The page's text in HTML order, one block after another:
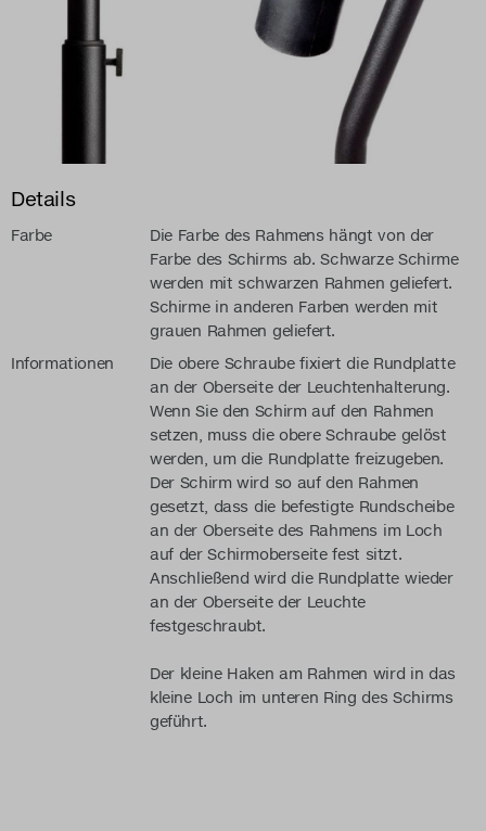
Details
Farbe
Die Farbe des Rahmens hängt von der
Farbe des Schirms ab. Schwarze Schirme
werden mit schwarzen Rahmen geliefert.
Schirme in anderen Farben werden mit
grauen Rahmen geliefert.
Informationen
Die obere Schraube fixiert die Rundplatte
an der Oberseite der Leuchtenhalterung.
Wenn Sie den Schirm auf den Rahmen
setzen, muss die obere Schraube gelöst
werden, um die Rundplatte freizugeben.
Der Schirm wird so auf den Rahmen
gesetzt, dass die befestigte Rundscheibe
an der Oberseite des Rahmens im Loch
auf der Schirmoberseite fest sitzt.
Anschließend wird die Rundplatte wieder
an der Oberseite der Leuchte
festgeschraubt.
Der kleine Haken am Rahmen wird in das
kleine Loch im unteren Ring des Schirms
geführt.